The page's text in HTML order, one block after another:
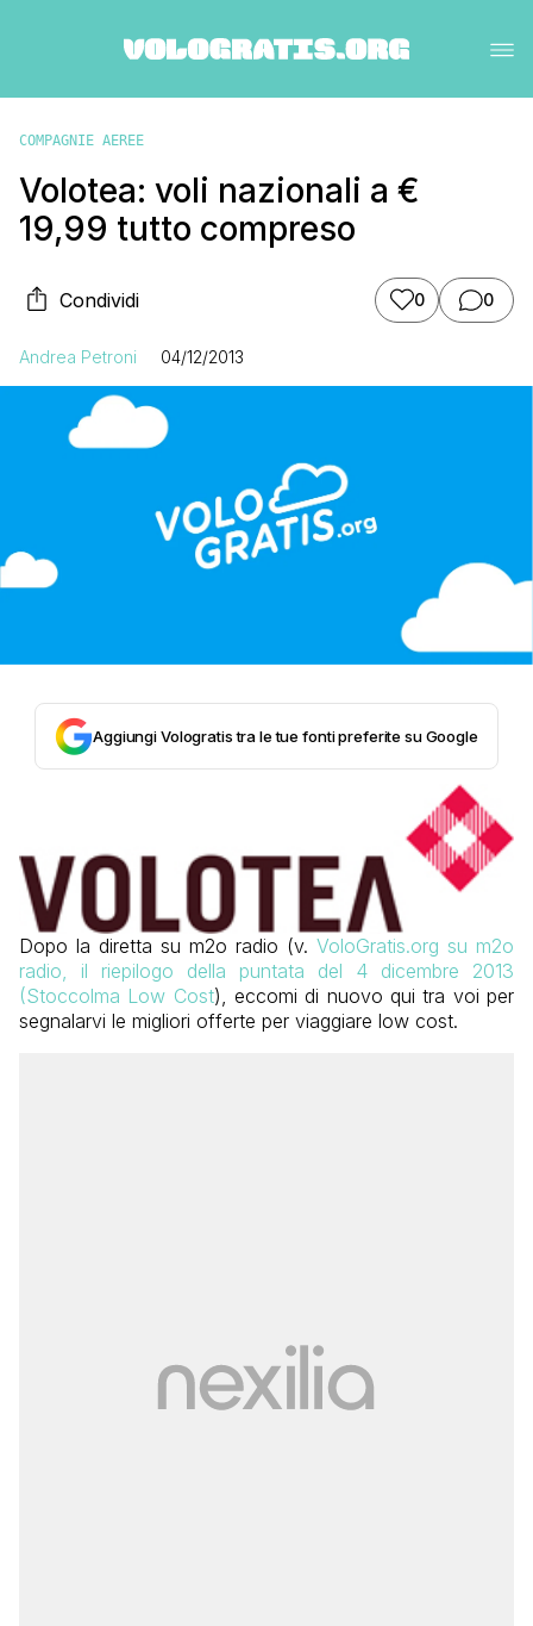
COMPAGNIE AEREE
Volotea: voli nazionali a €
19,99 tutto compreso
Condividi 0 0
Andrea Petroni 04/12/2013
Aggiungi Vologratis tra le tue fonti preferite su Google
Dopo la diretta su m2o radio (v. VoloGratis.org su m2o
radio, il riepilogo della puntata del 4 dicembre 2013
(Stoccolma Low Cost), eccomi di nuovo qui tra voi per
segnalarvi le migliori offerte per viaggiare low cost.